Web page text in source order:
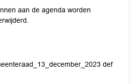
aan de agenda worden
def